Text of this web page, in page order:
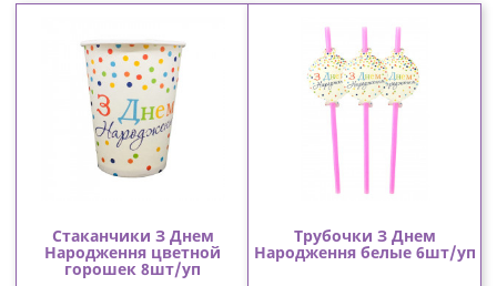
Стаканчики З Днем
Народження цветной
горошек 8шт/уп
Трубочки З Днем
Народження белые 6шт/уп